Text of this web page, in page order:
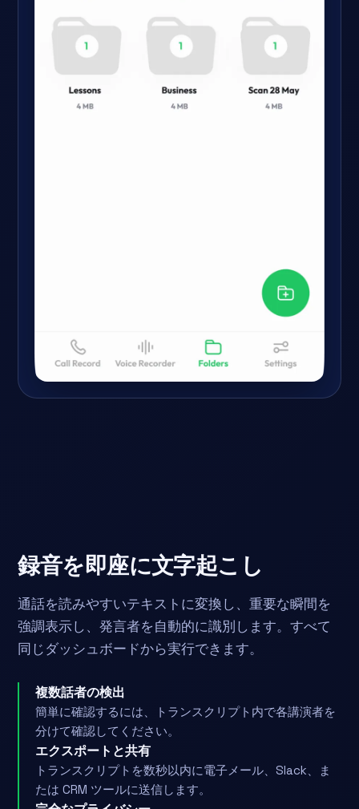
録音を即座に文字起こし
通話を読みやすいテキストに変換し、重要な瞬間を
強調表示し、発言者を自動的に識別します。すべて
同じダッシュボードから実行できます。
複数話者の検出
簡単に確認するには、トランスクリプト内で各講演者を
分けて確認してください。
エクスポートと共有
トランスクリプトを数秒以内に電子メール、Slack、ま
たは CRM ツールに送信します。